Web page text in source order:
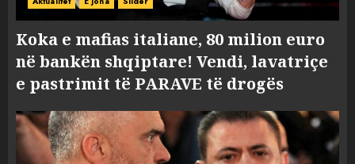
Koka e mafias italiane, 80 milion euro
në bankën shqiptare! Vendi, lavatriçe
e pastrimit të PARAVE të drogës